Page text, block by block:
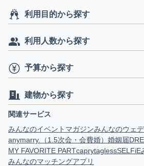
利用目的から探す
利用人数から探す
予算から探す
建物から探す
関連サービス
みんなのイベントマガジンみんなのウェ
anymarry.（1.5次会・会費婚） 婚姻届
MY FAVORITE PARTcaprytaglessSELFiE
みんなのマッチングアプリ